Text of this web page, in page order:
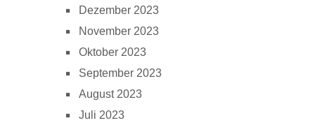
Dezember 2023
November 2023
Oktober 2023
September 2023
August 2023
Juli 2023